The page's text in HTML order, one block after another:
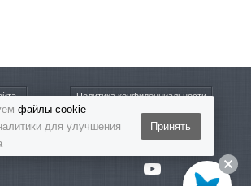
Политика конфиденциальности
звонок 8-800-5555-864
файлы cookie
для улучшения
Принять